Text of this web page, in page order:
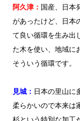
阿久津： 国産、日本
があったけど、日本
て良い循環を生み出
た木を使い、地域に
そういう循環です。
見城： 日本の里山に
柔らかいので本来は